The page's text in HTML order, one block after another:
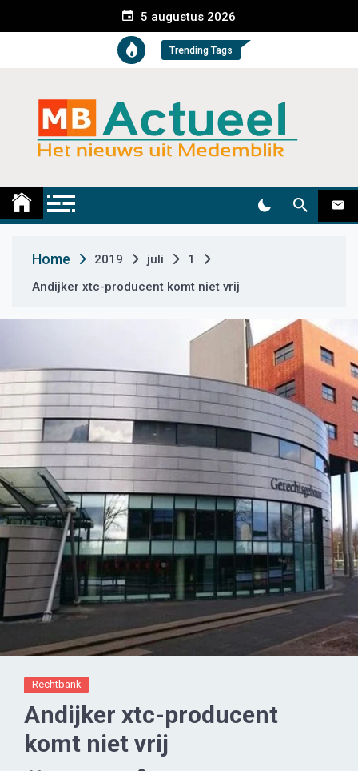
e
t
5 augustus 2026
Trending Tags
Medemblik Actueel
Home 2019 juli
1
Andijker xtc-producent komt niet vrij
Rechtbank
Andijker xtc-producent
komt niet vrij